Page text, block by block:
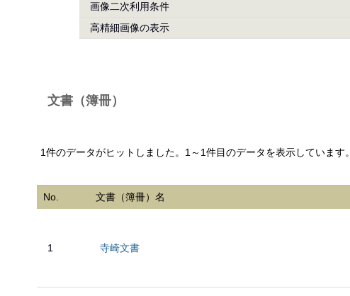
画像二次利用条件
高精細画像の表示
文書（簿冊）
1件のデータがヒットしました。1～1件目のデータを表示しています。
No. 文書（簿冊）名
1 寺崎文書